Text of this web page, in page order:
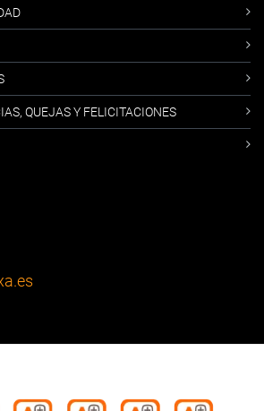
QUEJAS Y FELICITACIONES